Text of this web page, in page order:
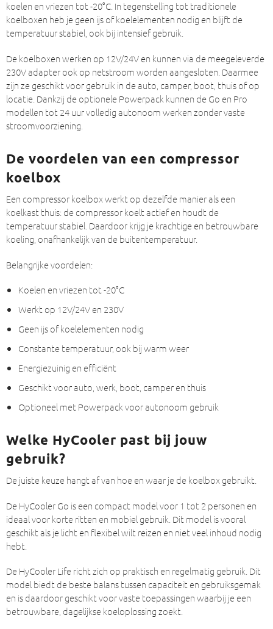
koelen en vriezen tot -20°C. In tegenstelling tot traditionele
koelboxen heb je geen ijs of koelelementen nodig en blijft de
temperatuur stabiel, ook bij intensief gebruik.
De koelboxen werken op 12V/24V en kunnen via de meegeleverde
230V adapter ook op netstroom worden aangesloten. Daarmee
zijn ze geschikt voor gebruik in de auto, camper, boot, thuis of op
locatie. Dankzij de optionele Powerpack kunnen de Go en Pro
modellen tot 24 uur volledig autonoom werken zonder vaste
stroomvoorziening.
De voordelen van een compressor
koelbox
Een compressor koelbox werkt op dezelfde manier als een
koelkast thuis: de compressor koelt actief en houdt de
temperatuur stabiel. Daardoor krijg je krachtige en betrouwbare
koeling, onafhankelijk van de buitentemperatuur.
Belangrijke voordelen:
Koelen en vriezen tot -20°C
Werkt op 12V/24V en 230V
Geen ijs of koelelementen nodig
Constante temperatuur, ook bij warm weer
Energiezuinig en efficiënt
Geschikt voor auto, werk, boot, camper en thuis
Optioneel met Powerpack voor autonoom gebruik
Welke HyCooler past bij jouw
gebruik?
De juiste keuze hangt af van hoe en waar je de koelbox gebruikt.
De HyCooler Go is een compact model voor 1 tot 2 personen en
ideaal voor korte ritten en mobiel gebruik. Dit model is vooral
geschikt als je licht en flexibel wilt reizen en niet veel inhoud nodig
hebt.
De HyCooler Life richt zich op praktisch en regelmatig gebruik. Dit
model biedt de beste balans tussen capaciteit en gebruiksgemak
en is daardoor geschikt voor vaste toepassingen waarbij je een
betrouwbare, dagelijkse koeloplossing zoekt.